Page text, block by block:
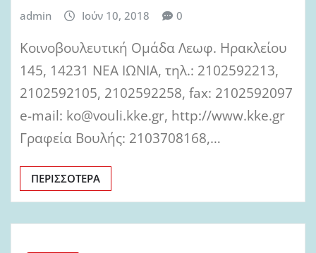
admin Ιούν 10, 2018 0
Κοινοβουλευτική Ομάδα Λεωφ. Ηρακλείου
145, 14231 ΝΕΑ ΙΩΝΙΑ, τηλ.: 2102592213,
2102592105, 2102592258, fax: 2102592097
e-mail: ko@vouli.kke.gr, http://www.kke.gr
Γραφεία Βουλής: 2103708168,…
ΠΕΡΙΣΣΌΤΕΡΑ